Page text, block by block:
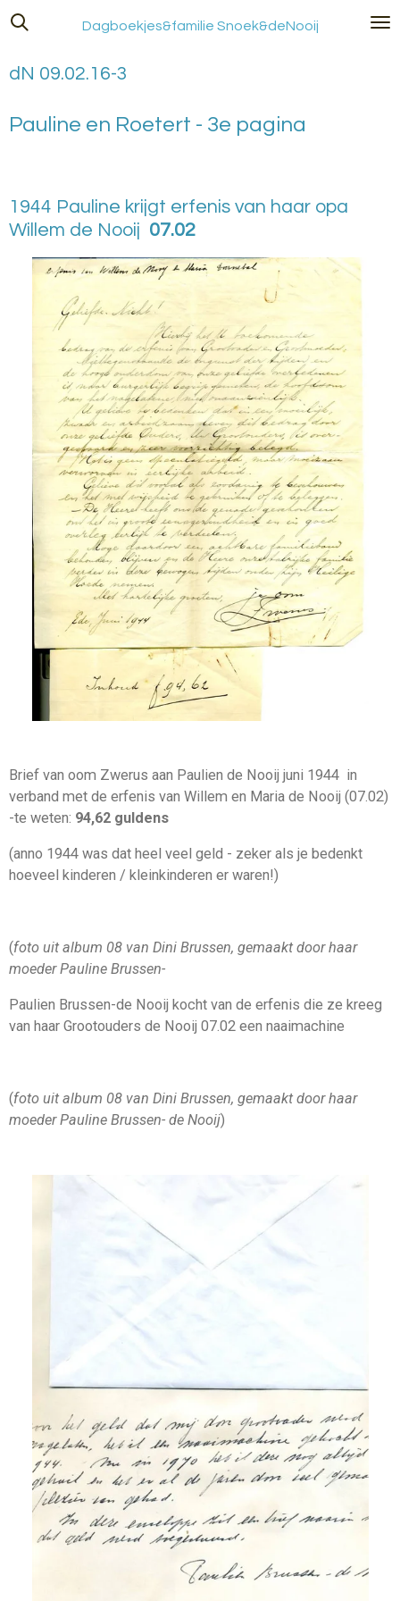
Ga
de
Dagboekjes&familie Snoek&deNooij
dN 09.02.16-3
Pauline en Roetert - 3e pagina
1944 Pauline krijgt erfenis van haar opa
Willem de Nooij 07.02
Brief van oom Zwerus aan Paulien de Nooij juni 1944 in
verband met de erfenis van Willem en Maria de Nooij (07.02)
-te weten: 94,62 guldens
(anno 1944 was dat heel veel geld - zeker als je bedenkt
hoeveel kinderen / kleinkinderen er waren!)
(foto uit album 08 van Dini Brussen, gemaakt door haar
moeder Pauline Brussen-
Paulien Brussen-de Nooij kocht van de erfenis die ze kreeg
van haar Grootouders de Nooij 07.02 een naaimachine
(foto uit album 08 van Dini Brussen, gemaakt door haar
moeder Pauline Brussen- de Nooij)